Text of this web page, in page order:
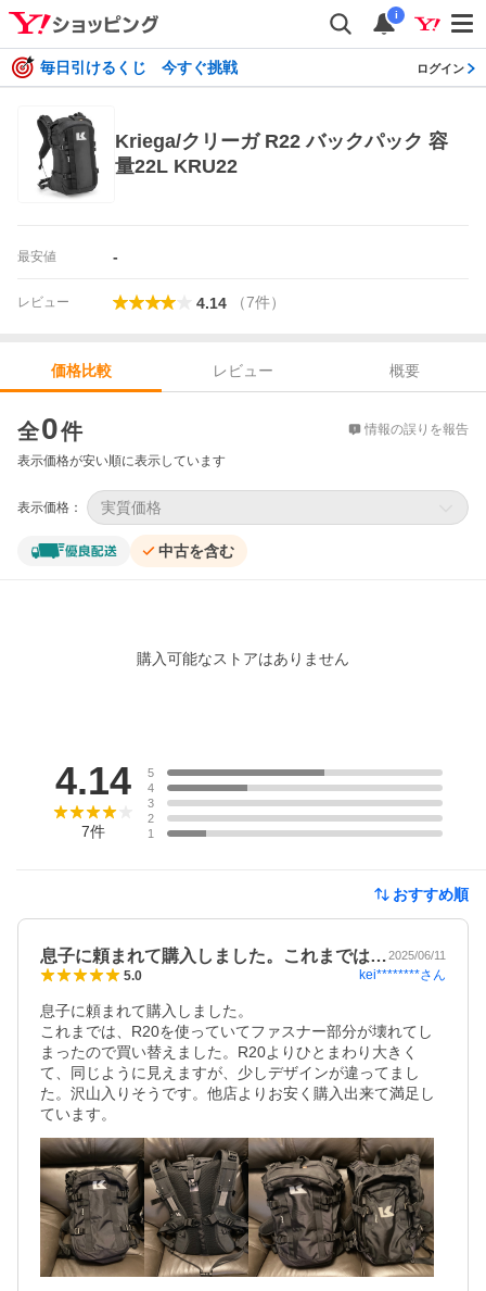
i
毎日引けるくじ 今すぐ挑戦 ログイン
Kriega/クリーガ R22 バックパック 容
量22L KRU22
最安値 -
レビュー 4.14 （7件）
価格比較 レビュー
概要
全0件 情報の誤りを報告
表示価格が安い順に表示しています
表示価格： 実質価格
中古を含む
購入可能なストアはありません
4.14
7件
5
4
3
2
1
おすすめ順
息子に頼まれて購入しました。これまでは…2025/06/11
5.0 kei********さん
息子に頼まれて購入しました。
これまでは、R20を使っていてファスナー部分が壊れてし
まったので買い替えました。R20よりひとまわり大きく
て、同じように見えますが、少しデザインが違ってまし
た。沢山入りそうです。他店よりお安く購入出来て満足し
ています。